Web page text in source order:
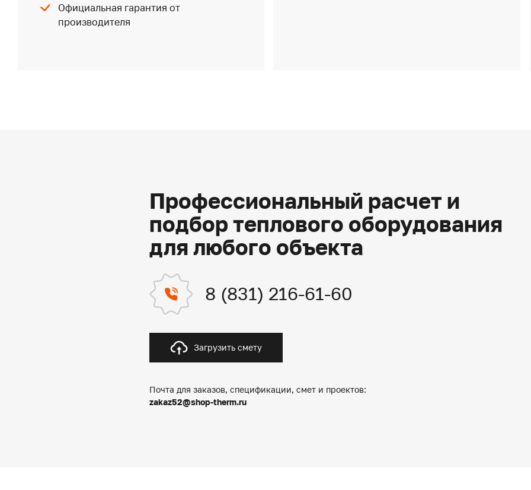
Официальная гарантия от
производителя
Профессиональный расчет и
подбор теплового оборудования
для любого объекта
8 (831) 216-61-60
Загрузить смету
Почта для заказов, спецификации, смет и проектов:
zakaz52@shop-therm.ru